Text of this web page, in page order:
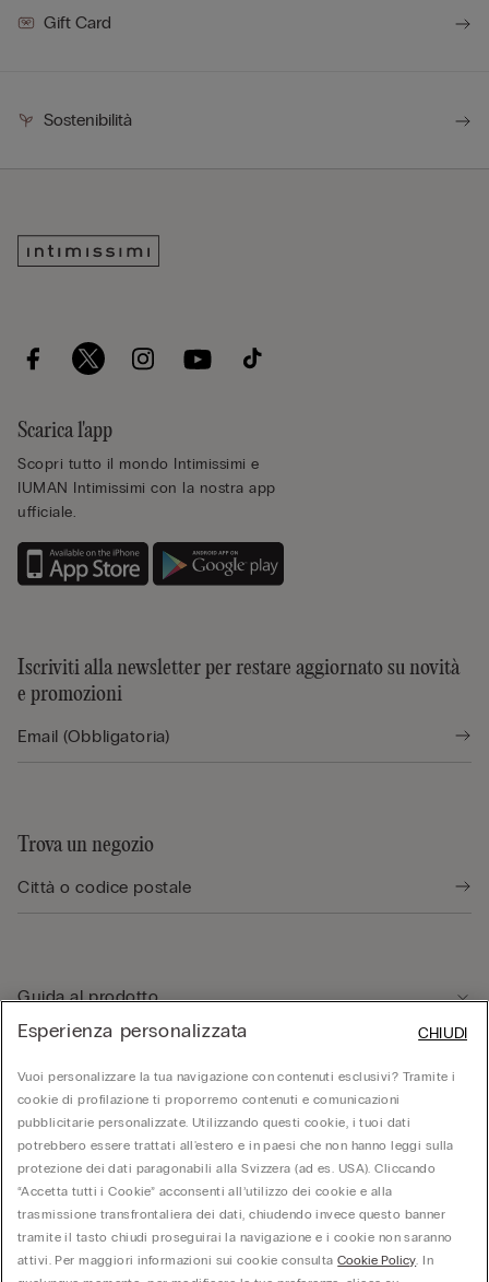
Gift Card
Sostenibilità
Scarica l'app
Scopri tutto il mondo Intimissimi e
IUMAN Intimissimi con la nostra app
ufficiale.
Iscriviti alla newsletter per restare aggiornato su novità
e promozioni
Trova un negozio
Guida al prodotto
Area Legale
Corporate
Esperienza personalizzata
Vuoi personalizzare la tua navigazione con contenuti esclusivi? Tramite i
cookie di profilazione ti proporremo contenuti e comunicazioni
pubblicitarie personalizzate. Utilizzando questi cookie, i tuoi dati
potrebbero essere trattati all'estero e in paesi che non hanno leggi sulla
protezione dei dati paragonabili alla Svizzera (ad es. USA). Cliccando
“Accetta tutti i Cookie” acconsenti all’utilizzo dei cookie e alla
trasmissione transfrontaliera dei dati, chiudendo invece questo banner
tramite il tasto chiudi proseguirai la navigazione e i cookie non saranno
attivi. Per maggiori informazioni sui cookie consultaCookie Policy. In
CHIUDI